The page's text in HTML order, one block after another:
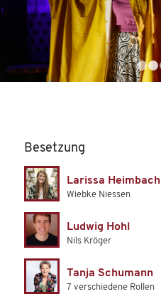
Besetzung
Larissa Heimbach
Wiebke Niessen
Ludwig Hohl
Nils Kröger
Tanja Schumann
7 verschiedene Rollen